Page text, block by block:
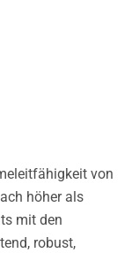
von
höher als
mit den
robust,